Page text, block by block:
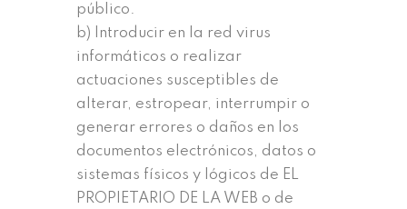
público.
b) Introducir en la red virus
informáticos o realizar
actuaciones susceptibles de
alterar, estropear, interrumpir o
generar errores o daños en los
documentos electrónicos, datos o
sistemas físicos y lógicos de EL
PROPIETARIO DE LA WEB o de